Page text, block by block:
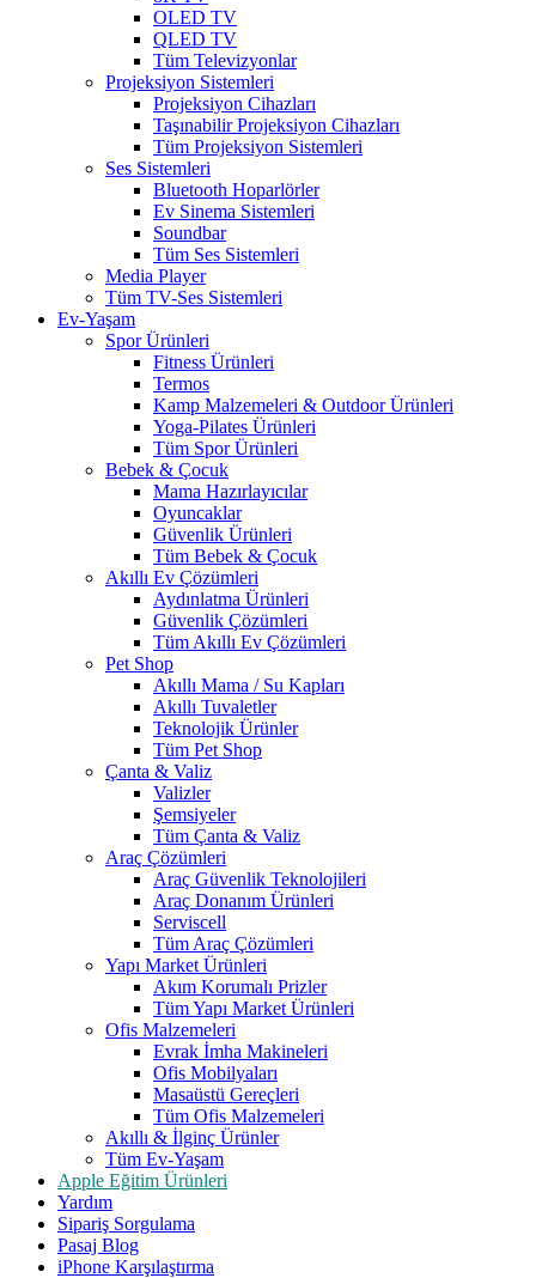
OLED TV
QLED TV
Tüm Televizyonlar
Projeksiyon Sistemleri
Projeksiyon Cihazları
Taşınabilir Projeksiyon Cihazları
Tüm Projeksiyon Sistemleri
Ses Sistemleri
Bluetooth Hoparlörler
Ev Sinema Sistemleri
Soundbar
Tüm Ses Sistemleri
Media Player
Tüm TV-Ses Sistemleri
Ev-Yaşam
Spor Ürünleri
Fitness Ürünleri
Termos
Kamp Malzemeleri & Outdoor Ürünleri
Yoga-Pilates Ürünleri
Tüm Spor Ürünleri
Bebek & Çocuk
Mama Hazırlayıcılar
Oyuncaklar
Güvenlik Ürünleri
Tüm Bebek & Çocuk
Akıllı Ev Çözümleri
Aydınlatma Ürünleri
Güvenlik Çözümleri
Tüm Akıllı Ev Çözümleri
Pet Shop
Akıllı Mama / Su Kapları
Akıllı Tuvaletler
Teknolojik Ürünler
Tüm Pet Shop
Çanta & Valiz
Valizler
Şemsiyeler
Tüm Çanta & Valiz
Araç Çözümleri
Araç Güvenlik Teknolojileri
Araç Donanım Ürünleri
Serviscell
Tüm Araç Çözümleri
Yapı Market Ürünleri
Akım Korumalı Prizler
Tüm Yapı Market Ürünleri
Ofis Malzemeleri
Evrak İmha Makineleri
Ofis Mobilyaları
Masaüstü Gereçleri
Tüm Ofis Malzemeleri
Akıllı & İlginç Ürünler
Tüm Ev-Yaşam
Apple Eğitim Ürünleri
Yardım
Sipariş Sorgulama
Pasaj Blog
iPhone Karşılaştırma